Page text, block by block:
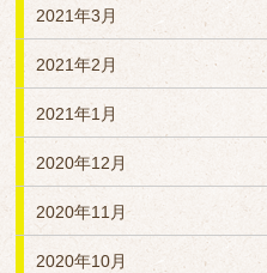
2021年3月
2021年2月
2021年1月
2020年12月
2020年11月
2020年10月